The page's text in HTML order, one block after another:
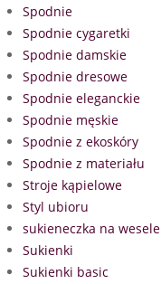
Spodnie
Spodnie cygaretki
Spodnie damskie
Spodnie dresowe
Spodnie eleganckie
Spodnie męskie
Spodnie z ekoskóry
Spodnie z materiału
Stroje kąpielowe
Styl ubioru
sukieneczka na wesele
Sukienki
Sukienki basic